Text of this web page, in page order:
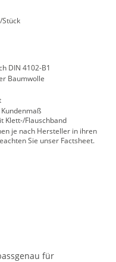
Stück
DIN 4102-B1
Baumwolle
Klett-/Flauschband
je nach Hersteller in ihren
Sie unser Factsheet.
| rotB1 | hellgrau
B1 | dunkelgrau
für